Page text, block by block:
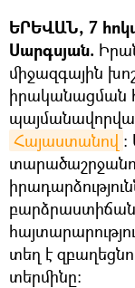
ԵՐԵՎԱՆ, 7
Սարգսյան.
միջազգային
իրականացման
Հայաստանով
տեղ է
տերմինը։